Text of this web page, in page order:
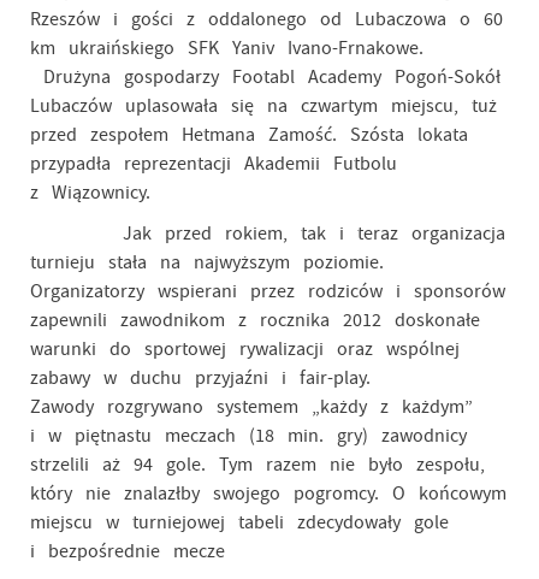
Rzeszów i gości z oddalonego od Lubaczowa o 60
km ukraińskiego SFK Yaniv Ivano-Frnakowe.
Drużyna gospodarzy Footabl Academy Pogoń-Sokół
Lubaczów uplasowała się na czwartym miejscu, tuż
przed zespołem Hetmana Zamość. Szósta lokata
przypadła reprezentacji Akademii Futbolu
z Wiązownicy.
Jak przed rokiem, tak i teraz organizacja
turnieju stała na najwyższym poziomie.
Organizatorzy wspierani przez rodziców i sponsorów
zapewnili zawodnikom z rocznika 2012 doskonałe
warunki do sportowej rywalizacji oraz wspólnej
zabawy w duchu przyjaźni i fair-play.
Zawody rozgrywano systemem „każdy z każdym”
i w piętnastu meczach (18 min. gry) zawodnicy
strzelili aż 94 gole. Tym razem nie było zespołu,
który nie znalazłby swojego pogromcy. O końcowym
miejscu w turniejowej tabeli zdecydowały gole
i bezpośrednie mecze